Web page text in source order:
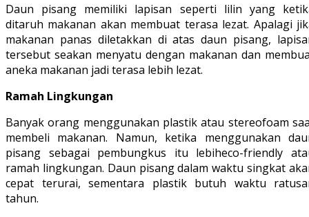
Daun pisang memiliki lapisan seperti lilin yang
ditaruh makanan akan membuat terasa lezat. Apalagi
makanan panas diletakkan di atas daun pisang,
tersebut seakan menyatu dengan makanan dan
aneka makanan jadi terasa lebih lezat.
Ramah Lingkungan
Banyak orang menggunakan plastik atau stereofoam
membeli makanan. Namun, ketika menggunakan
pisang sebagai pembungkus itu lebiheco-friendly
ramah lingkungan. Daun pisang dalam waktu singkat
cepat terurai, sementara plastik butuh waktu
tahun.